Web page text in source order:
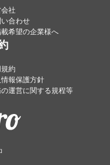
社
い合わせ
載希望の企業様へ
約
報保護方針
運営に関する規程等